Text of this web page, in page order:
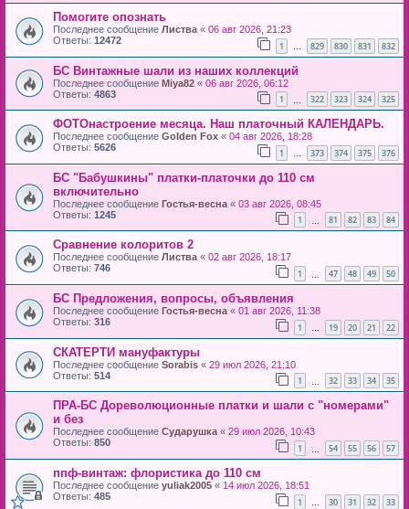
Помогите опознать
Последнее сообщение Листва « 06 авг 2026, 21:23
Ответы: 12472 1 … 829 830 831 832
БС Винтажные шали из наших коллекций
Последнее сообщение Miya82 « 06 авг 2026, 06:12
Ответы: 4863 1 322 323 324 325
ФОТОнастроение месяца. Наш платочный КАЛЕНДАРЬ.
Последнее сообщение Golden Fox « 04 авг 2026, 18:28
Ответы: 5626 1 … 373 374 375 376
БС "Бабушкины" платки-платочки до 110 см
включительно
Последнее сообщение Гостья-весна « 03 авг 2026, 08:45
Ответы: 1245 1 81 82 83 84
Сравнение колоритов 2
Последнее сообщение Листва« 02 авг 2026, 18:17
Ответы: 746 1 47 48 49 50
БС Предложения, вопросы, объявления
Последнее сообщение Гостья-весна « 01 авг 2026, 11:38
Ответы: 316 1 … 19 20 21 22
СКАТЕРТИ мануфактуры
Последнее сообщение Sorabis « 29 июл 2026, 21:10
Ответы: 514 1 32 33 34 35
ПРА-БС Дореволюционные платки и шали с "номерами"
и без
Последнее сообщение Сударушка« 29 июл 2026, 10:43
Ответы: 850 1 54 55 56 57
ппф-винтаж: флористика до 110 см
Последнее сообщение yuliak2005 « 14 июл 2026, 18:51
Ответы: 485 1 … 30 31 32 33